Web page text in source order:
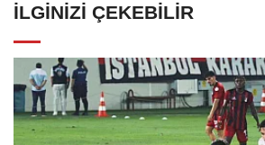
İLGINIZI ÇEKEBILIR